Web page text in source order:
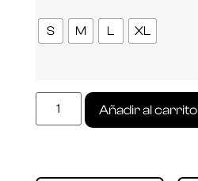
S M L XL
Añadir al carrito